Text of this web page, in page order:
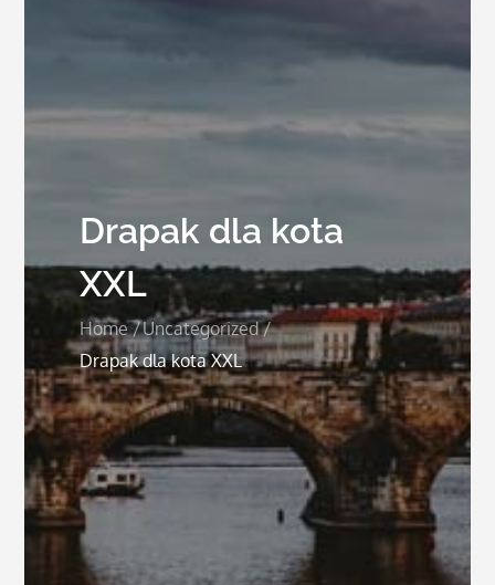
Drapak dla kota
XXL
Home
Uncategorized
Drapak dla kota XXL